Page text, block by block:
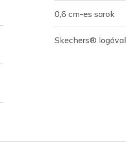
0,6 cm-es sarok
Skechers® logóval